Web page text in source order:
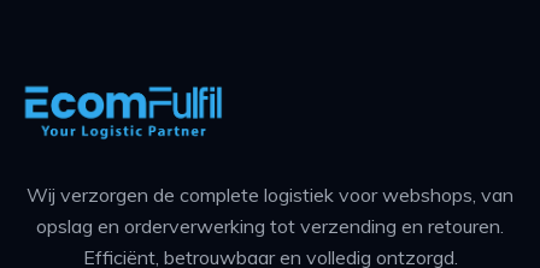
Wij verzorgen de complete logistiek voor webshops, van
opslag en orderverwerking tot verzending en retouren.
Efficiënt, betrouwbaar en volledig ontzorgd.